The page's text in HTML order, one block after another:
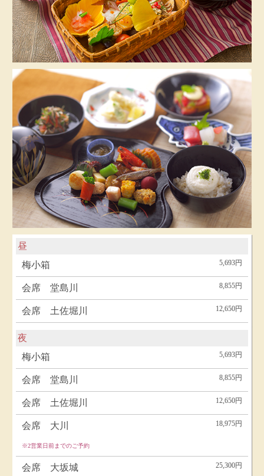
昼
梅小箱
5,693円
会席 堂島川 8,855円
会席 土佐堀川 12,650円
夜
梅小箱
5,693円
会席 堂島川 8,855円
会席 土佐堀川 12,650円
会席 大川 18,975円
※2営業日前までのご予約
会席 大坂城 25,300円